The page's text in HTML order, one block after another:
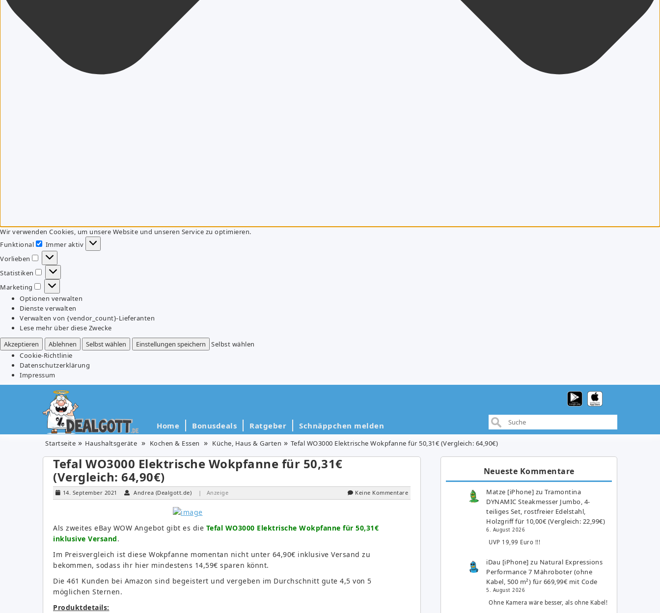
Wir verwenden Cookies, um unsere Website und unseren Service zu optimieren.
Funktional
Funktional
Immer aktiv
Vorlieben
Vorlieben
Statistiken
Statistiken
Marketing
Marketing
Optionen verwalten
Dienste verwalten
Verwalten von {vendor_count}-Lieferanten
Lese mehr über diese Zwecke
Akzeptieren
Ablehnen Selbst wählen Einstellungen speichern
Selbst wählen
Cookie-Richtlinie
Datenschutzerklärung
Impressum
Home Bonusdeals Ratgeber Schnäppchen melden
Startseite Haushaltsgeräte Kochen & Essen Küche, Haus & Garten Tefal WO3000 Elektrische Wokpfanne für 50,31€ (Vergleich: 64,90€)
Tefal WO3000 Elektrische Wokpfanne für 50,31€
(Vergleich: 64,90€)
14. September 2021 Andrea (Dealgott.de) | Anzeige Keine Kommentare
Als zweites eBay WOW Angebot gibt es die Tefal WO3000 Elektrische Wokpfanne für 50,31€
inklusive Versand.
Im Preisvergleich ist diese Wokpfanne momentan nicht unter 64,90€ inklusive Versand zu
bekommen, sodass ihr hier mindestens 14,59€ sparen könnt.
Die 461 Kunden bei Amazon sind begeistert und vergeben im Durchschnitt gute 4,5 von 5
möglichen Sternen.
Produktdetails:
Neueste Kommentare
Matze [iPhone] zuTramontina
DYNAMIC Steakmesser Jumbo, 4-
teiliges Set, rostfreier Edelstahl,
Holzgriff für 10,00€ (Vergleich: 22,99€)
6. August 2026
UVP 19,99 Euro !!!
iDau [iPhone] zu Natural Expressions
Performance 7 Mähroboter (ohne
Kabel, 500 m²) für 669,99€ mit Code
5. August 2026
Ohne Kamera wäre besser, als ohne Kabel!